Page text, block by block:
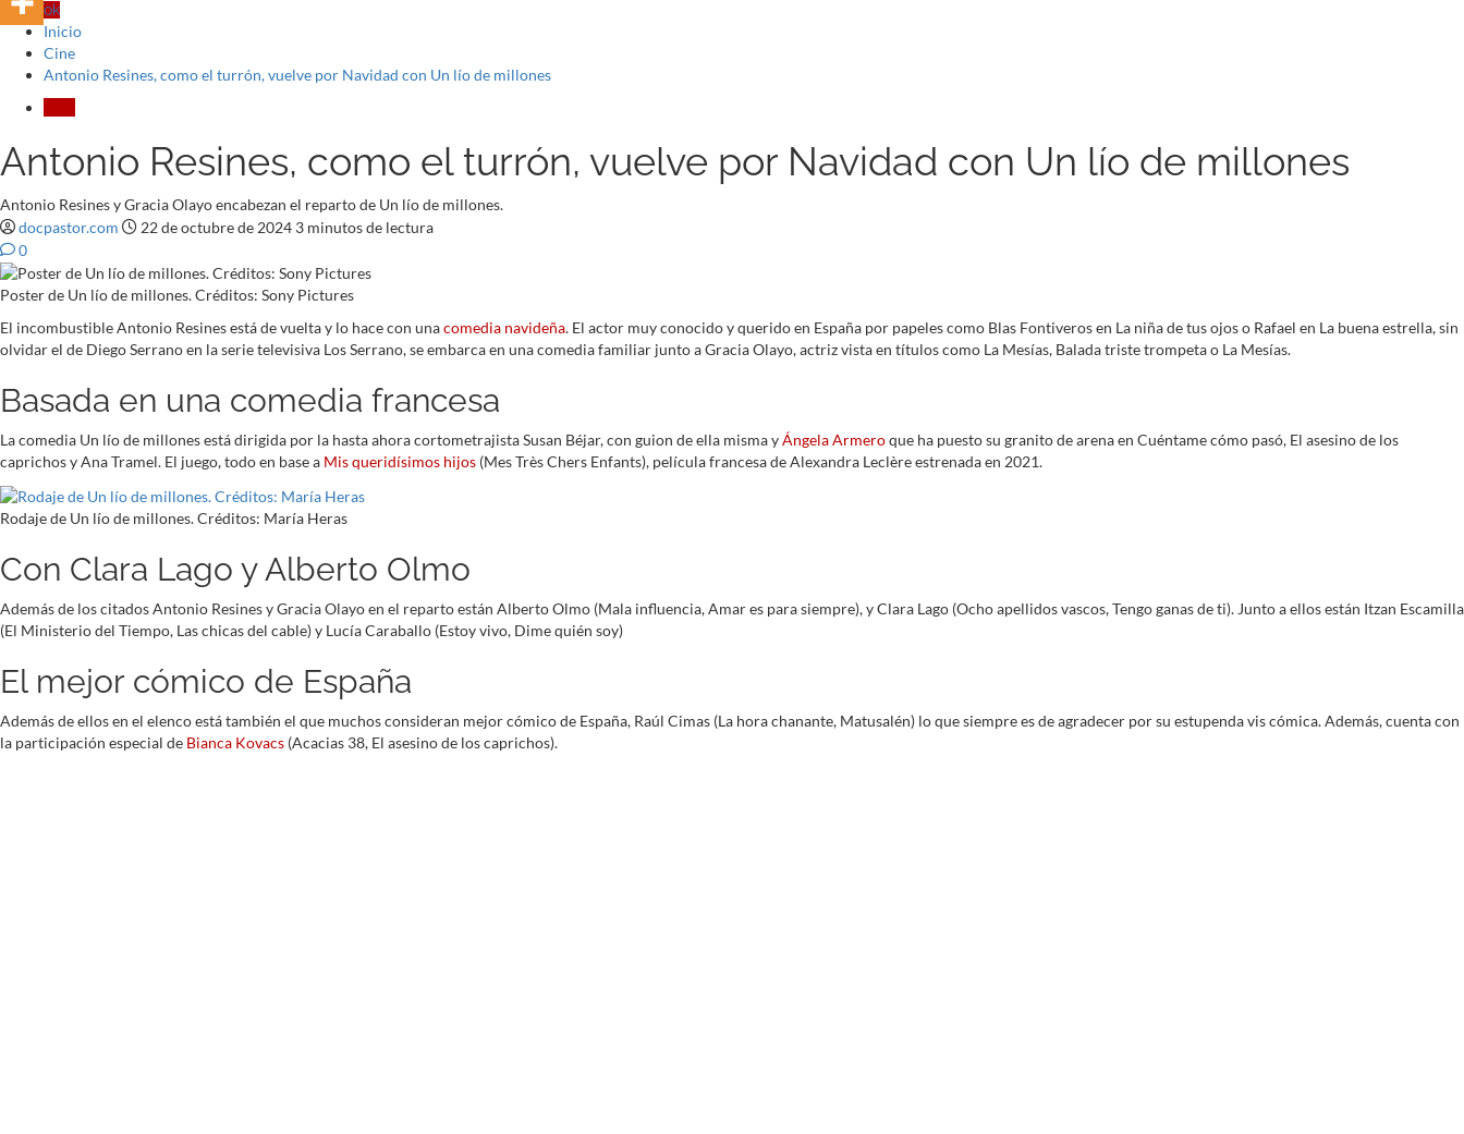
TikTok
Inicio
Cine
Antonio Resines, como el turrón, vuelve por Navidad con Un lío de millones
Antonio Resines, como el turrón, vuelve por Navidad con Un lío de millones
Antonio Resines y Gracia Olayo encabezan el reparto de Un lío de millones.
docpastor.com
22 de octubre de 2024 3 minutos de lectura
0
Poster de Un lío de millones. Créditos: Sony Pictures
El incombustible Antonio Resines está de vuelta y lo hace con unacomedia navideña. El actor muy conocido y querido en España por papeles como Blas Fontiveros en La niña de tus ojos o Rafael en La buena estrella, sin
olvidar el de Diego Serrano en la serie televisiva Los Serrano, se embarca en una comedia familiar junto a Gracia Olayo, actriz vista en títulos como La Mesías, Balada triste trompeta o La Mesías.
Basada en una comedia francesa
La comedia Un lío de millones está dirigida por la hasta ahora cortometrajista Susan Béjar, con guion de ella misma yÁngela Armeroque ha puesto su granito de arena en Cuéntame cómo pasó, El asesino de los
caprichos y Ana Tramel. El juego, todo en base a Mis queridísimos hijos (Mes Très Chers Enfants), película francesa de Alexandra Leclère estrenada en 2021.
Rodaje de Un lío de millones. Créditos: María Heras
Con Clara Lago y Alberto Olmo
Además de los citados Antonio Resines y Gracia Olayo en el reparto están Alberto Olmo (Mala influencia, Amar es para siempre), y Clara Lago (Ocho apellidos vascos, Tengo ganas de ti). Junto a ellos están Itzan Escamilla
(El Ministerio del Tiempo, Las chicas del cable) y Lucía Caraballo (Estoy vivo, Dime quién soy)
El mejor cómico de España
Además de ellos en el elenco está también el que muchos consideran mejor cómico de España, Raúl Cimas (La hora chanante, Matusalén) lo que siempre es de agradecer por su estupenda vis cómica. Además, cuenta con
la participación especial de Bianca Kovacs (Acacias 38, El asesino de los caprichos).